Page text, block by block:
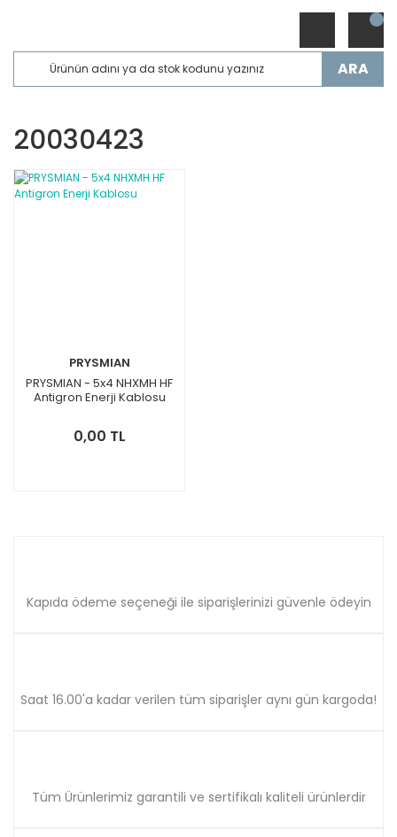
ARA
20030423
PRYSMIAN
PRYSMIAN - 5x4 NHXMH HF
Antigron Enerji Kablosu
0,00 TL
Kapıda ödeme seçeneği ile siparişlerinizi güvenle ödeyin
Saat 16.00'a kadar verilen tüm siparişler aynı gün kargoda!
Tüm Ürünlerimiz garantili ve sertifikalı kaliteli ürünlerdir